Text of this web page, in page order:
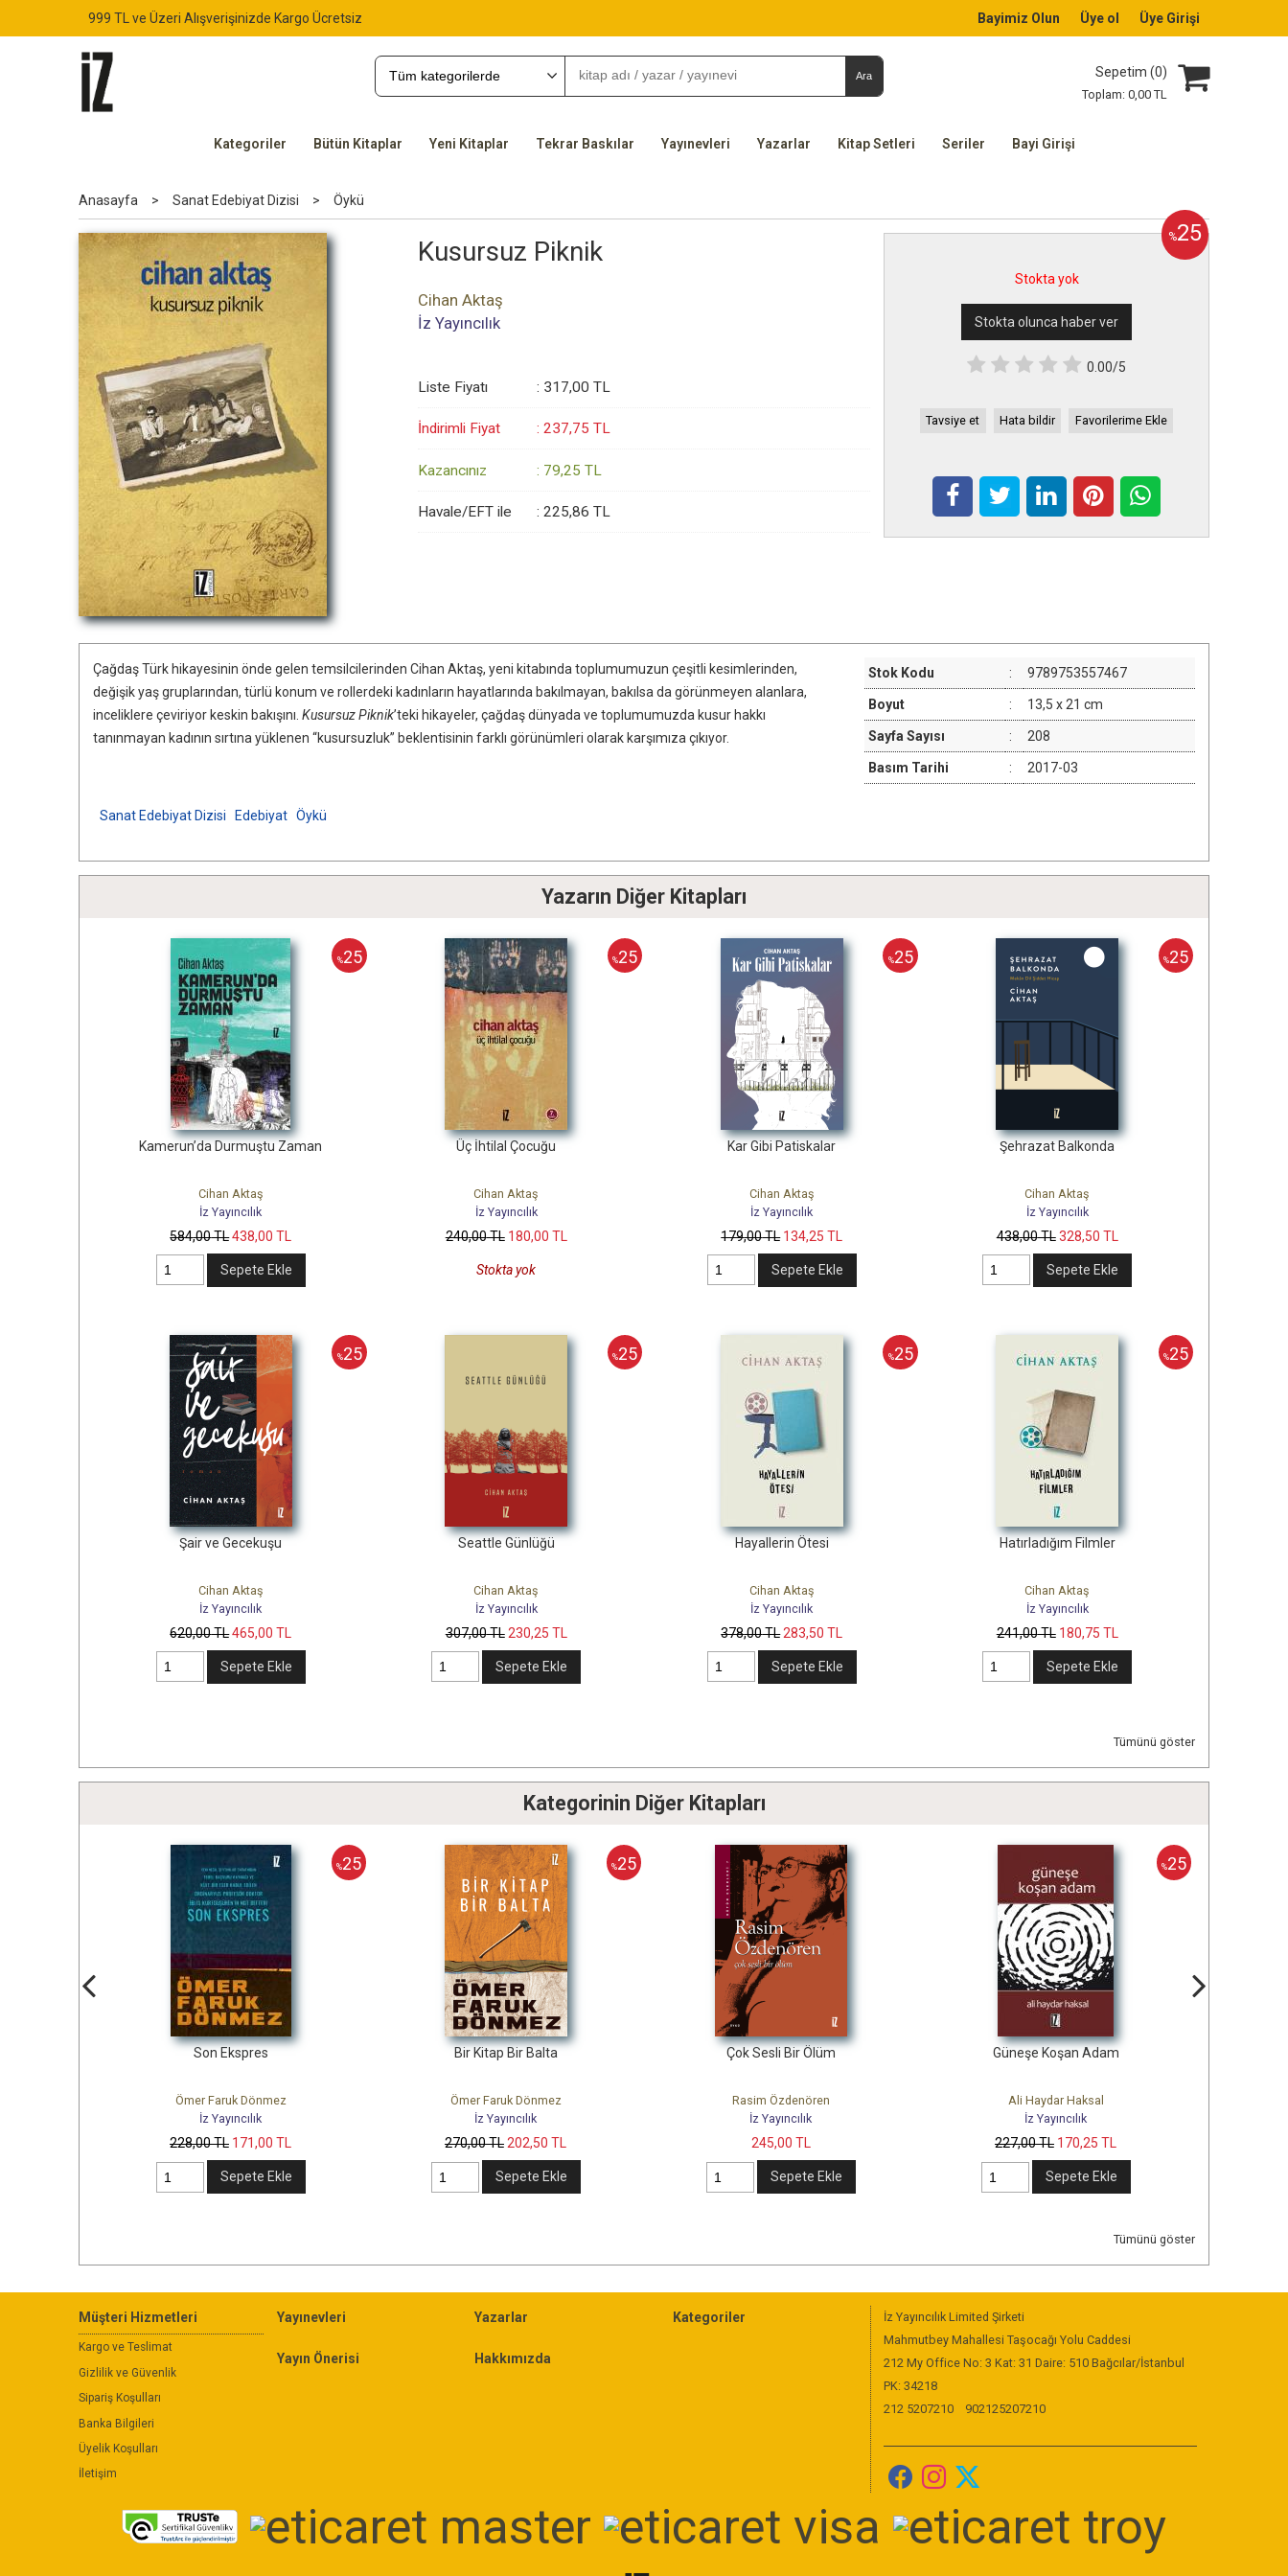
999 TL ve Üzeri Alışverişinizde Kargo Ücretsiz Bayimiz Olun Üye ol Üye Girişi
Ara Sepetim (0)
Toplam:0,00 TL
Kategoriler Bütün Kitaplar Yeni Kitaplar Tekrar Baskılar Yayınevleri Yazarlar Kitap Setleri Seriler Bayi Girişi
Anasayfa > Sanat Edebiyat Dizisi > Öykü
Kusursuz Piknik
Cihan Aktaş
İz Yayıncılık
Liste Fiyatı : 317,00 TL
İndirimli Fiyat : 237,75 TL
Kazancınız : 79,25 TL
Havale/EFT ile : 225,86 TL
%25
Stokta yok
Stokta olunca haber ver
0.00/5
Tavsiye et Hata bildir Favorilerime Ekle
Çağdaş Türk hikayesinin önde gelen temsilcilerinden Cihan Aktaş, yeni kitabında toplumumuzun çeşitli kesimlerinden,
değişik yaş gruplarından, türlü konum ve rollerdeki kadınların hayatlarında bakılmayan, bakılsa da görünmeyen alanlara,
inceliklere çeviriyor keskin bakışını. Kusursuz Piknik’teki hikayeler, çağdaş dünyada ve toplumumuzda kusur hakkı
tanınmayan kadının sırtına yüklenen “kusursuzluk” beklentisinin farklı görünümleri olarak karşımıza çıkıyor.
Stok Kodu : 9789753557467
Boyut : 13,5 x 21 cm
Sayfa Sayısı : 208
Basım Tarihi : 2017-03
Sanat Edebiyat Dizisi Edebiyat Öykü
Yazarın Diğer Kitapları
%25
Kamerun’da Durmuştu Zaman
Cihan Aktaş
İz Yayıncılık
584,00TL438,00 TL
Sepete Ekle
%25
Üç İhtilal Çocuğu
Cihan Aktaş
İz Yayıncılık
240,00TL 180,00 TL
Stokta yok
%25
Kar Gibi Patiskalar
Cihan Aktaş
İz Yayıncılık
179,00TL 134,25 TL
Sepete Ekle
%25
Şehrazat Balkonda
Cihan Aktaş
İz Yayıncılık
438,00TL 328,50 TL
Sepete Ekle
%25
Şair ve Gecekuşu
Cihan Aktaş
İz Yayıncılık
620,00TL465,00 TL
Sepete Ekle
%25
Seattle Günlüğü
Cihan Aktaş
İz Yayıncılık
307,00TL 230,25 TL
Sepete Ekle
%25
Hayallerin Ötesi
Cihan Aktaş
İz Yayıncılık
378,00TL283,50 TL
Sepete Ekle
%25
Hatırladığım Filmler
Cihan Aktaş
İz Yayıncılık
241,00TL 180,75 TL
Sepete Ekle
Tümünü göster
Kategorinin Diğer Kitapları
%25 25 25
Tümünü göster
Müşteri Hizmetleri
Kargo ve Teslimat
Gizlilik ve Güvenlik
Sipariş Koşulları
Banka Bilgileri
Üyelik Koşulları
İletişim
Yayınevleri Yazarlar Kategoriler
Yayın Önerisi Hakkımızda
İz Yayıncılık Limited Şirketi
Mahmutbey Mahallesi Taşocağı Yolu Caddesi
212 My Office No: 3 Kat: 31 Daire: 510 Bağcılar/İstanbul
PK: 34218
212 5207210
902125207210